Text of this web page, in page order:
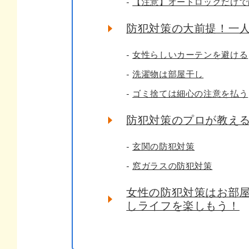
防犯対策の大前提！一
女性らしいカーテンを避ける
洗濯物は部屋干し
ゴミ捨ては細心の注意を払う
防犯対策のプロが教え
玄関の防犯対策
窓ガラスの防犯対策
女性の防犯対策はお部
しライフを楽しもう！